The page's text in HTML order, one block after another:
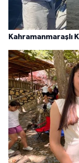
Kahramanmaraşlı